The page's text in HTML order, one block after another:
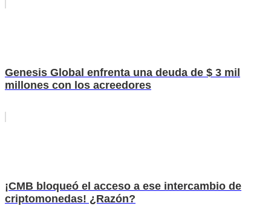
Genesis Global enfrenta una deuda de $ 3 mil
millones con los acreedores
¡CMB bloqueó el acceso a ese intercambio de
criptomonedas! ¿Razón?